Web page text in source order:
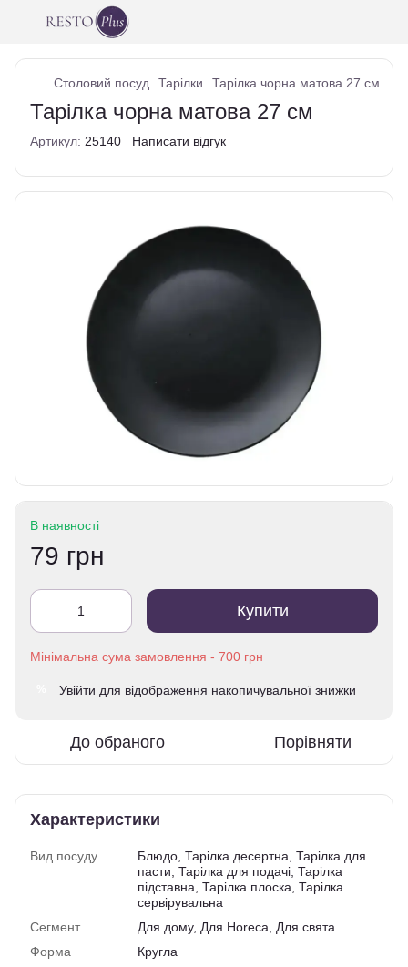
Столовий посуд Тарілки Тарілка чорна матова 27 см
Тарілка чорна матова 27 см
Артикул: 25140 Написати відгук
В наявності
79 грн
Купити
Увійти для відображення накопичувальної знижки
До обраного Порівняти
Характеристики
Вид посуду
Блюдо, Тарілка десертна, Тарілка для
пасти, Тарілка для подачі, Тарілка
підставна, Тарілка плоска, Тарілка
сервірувальна
Сегмент
Для дому, Для Horeca, Для свята
Форма
Кругла